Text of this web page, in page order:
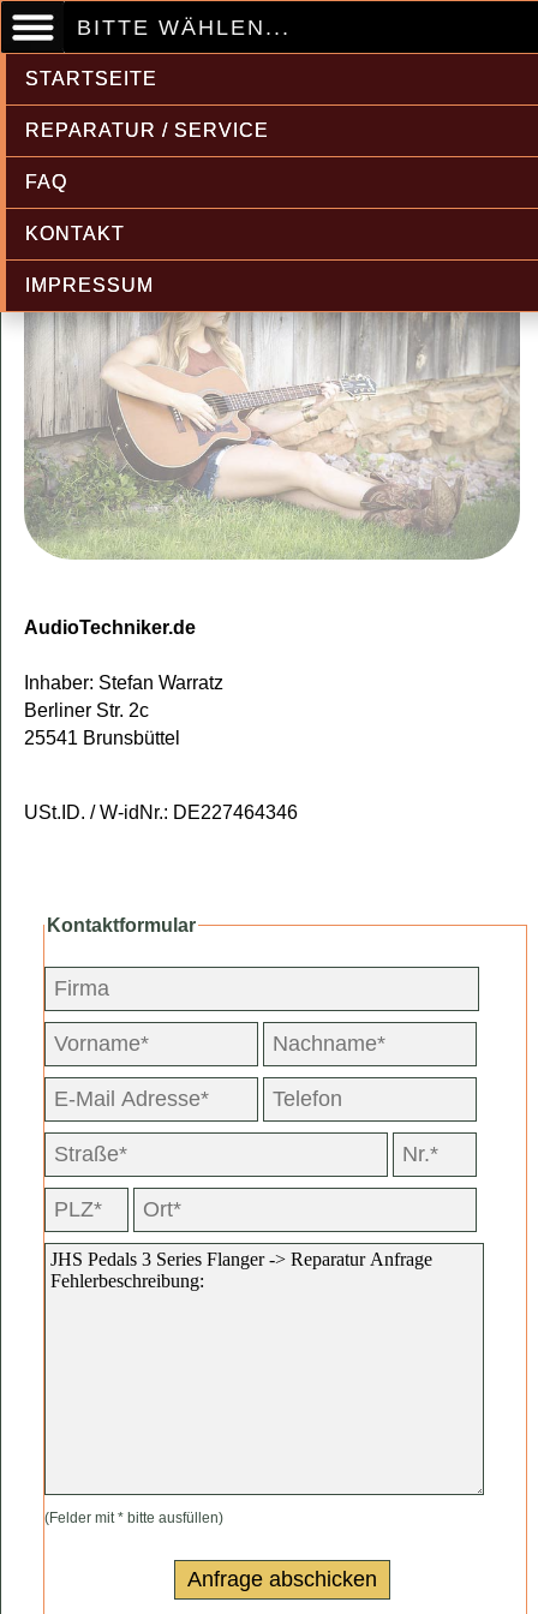
BITTE WÄHLEN...
STARTSEITE
REPARATUR / SERVICE
FAQ
KONTAKT
IMPRESSUM
AudioTechniker.de
Inhaber: Stefan Warratz
Berliner Str. 2c
25541 Brunsbüttel
USt.ID. / W-idNr.: DE227464346
Kontaktformular
(Felder mit * bitte ausfüllen)